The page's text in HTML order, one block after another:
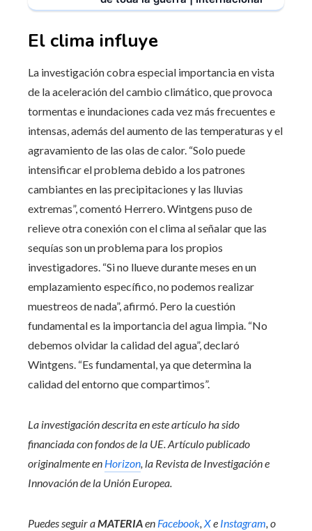
El clima influye
La investigación cobra especial importancia en vista
de la aceleración del cambio climático, que provoca
tormentas e inundaciones cada vez más frecuentes e
intensas, además del aumento de las temperaturas y el
agravamiento de las olas de calor. “Solo puede
intensificar el problema debido a los patrones
cambiantes en las precipitaciones y las lluvias
extremas”, comentó Herrero. Wintgens puso de
relieve otra conexión con el clima al señalar que las
sequías son un problema para los propios
investigadores. “Si no llueve durante meses en un
emplazamiento específico, no podemos realizar
muestreos de nada”, afirmó. Pero la cuestión
fundamental es la importancia del agua limpia. “No
debemos olvidar la calidad del agua”, declaró
Wintgens. “Es fundamental, ya que determina la
calidad del entorno que compartimos”.
La investigación descrita en este artículo ha sido
financiada con fondos de la UE. Artículo publicado
originalmente en Horizon, la Revista de Investigación e
Innovación de la Unión Europea.
Puedes seguir aMATERIAen Facebook, Xe Instagram, o